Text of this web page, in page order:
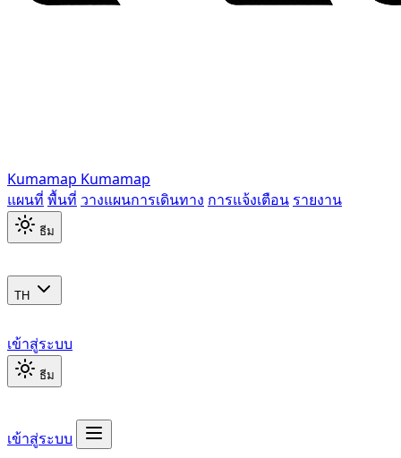
Kumamap Kumamap
แผนที่ พื้นที่ วางแผนการเดินทาง การแจ้งเตือน รายงาน
ธีม
TH
เข้าสู่ระบบ
ธีม
เข้าสู่ระบบ